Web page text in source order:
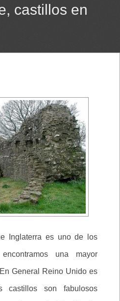
castillos en
Inglaterra es uno de los
una mayor
General Reino Unido es
castillos son fabulosos